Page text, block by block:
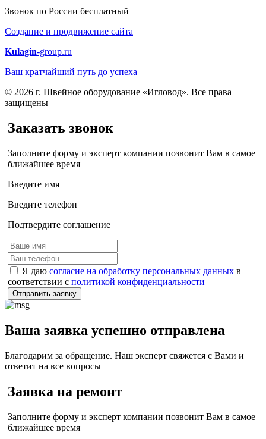
Звонок по России бесплатный
Создание и продвижение сайта
Kulagin-group.ru
Ваш кратчайший путь до успеха
© 2026 г. Швейное оборудование «Игловод». Все права
защищены
Заказать звонок
Заполните форму и эксперт компании позвонит Вам в самое
ближайшее время
Введите имя
Введите телефон
Подтвердите соглашение
Я даю согласие на обработку персональных данных в
соответствии с политикой конфиденциальности
Отправить заявку
Ваша заявка успешно отправлена
Благодарим за обращение. Наш эксперт свяжется с Вами и
ответит на все вопросы
Заявка на ремонт
Заполните форму и эксперт компании позвонит Вам в самое
ближайшее время